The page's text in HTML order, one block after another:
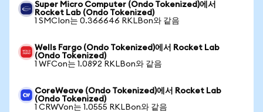
Super Micro Computer (Ondo Tokenized)에서
Rocket Lab (Ondo Tokenized)
1 SMCIon는 0.366646 RKLBon와 같음
Wells Fargo (Ondo Tokenized)에서 Rocket Lab
(Ondo Tokenized)
1 WFCon는 1.0892 RKLBon와 같음
CoreWeave (Ondo Tokenized)에서 Rocket Lab
(Ondo Tokenized)
1 CRWVon는 1.0555 RKLBon와 같음